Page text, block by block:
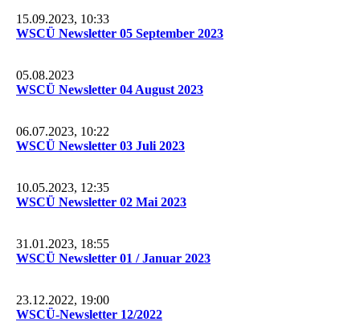
15.09.2023, 10:33
WSCÜ Newsletter 05 September 2023
05.08.2023
WSCÜ Newsletter 04 August 2023
06.07.2023, 10:22
WSCÜ Newsletter 03 Juli 2023
10.05.2023, 12:35
WSCÜ Newsletter 02 Mai 2023
31.01.2023, 18:55
WSCÜ Newsletter 01 / Januar 2023
23.12.2022, 19:00
WSCÜ-Newsletter 12/2022